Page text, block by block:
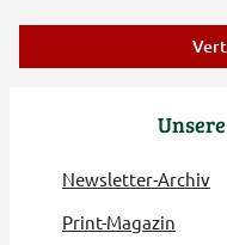
Newsletter-Archiv
Print-Magazin